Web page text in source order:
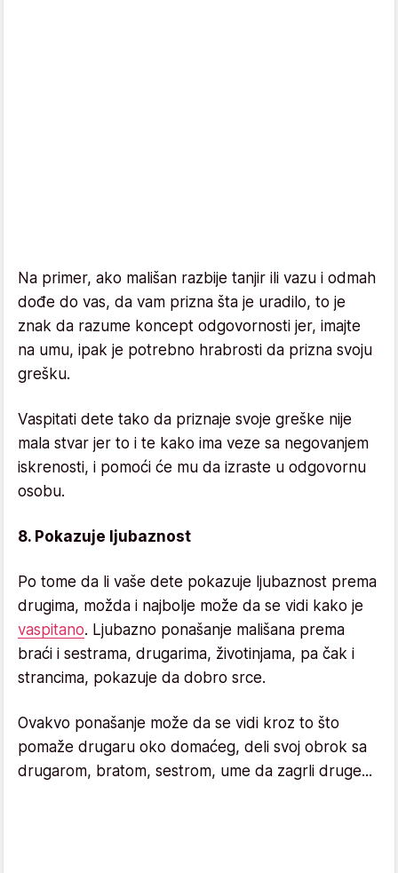
Na primer, ako mališan razbije tanjir ili vazu i odmah
dođe do vas, da vam prizna šta je uradilo, to je
znak da razume koncept odgovornosti jer, imajte
na umu, ipak je potrebno hrabrosti da prizna svoju
grešku.
Vaspitati dete tako da priznaje svoje greške nije
mala stvar jer to i te kako ima veze sa negovanjem
iskrenosti, i pomoći će mu da izraste u odgovornu
osobu.
8. Pokazuje ljubaznost
Po tome da li vaše dete pokazuje ljubaznost prema
drugima, možda i najbolje može da se vidi kako je
vaspitano. Ljubazno ponašanje mališana prema
braći i sestrama, drugarima, životinjama, pa čak i
strancima, pokazuje da dobro srce.
Ovakvo ponašanje može da se vidi kroz to što
pomaže drugaru oko domaćeg, deli svoj obrok sa
drugarom, bratom, sestrom, ume da zagrli druge...